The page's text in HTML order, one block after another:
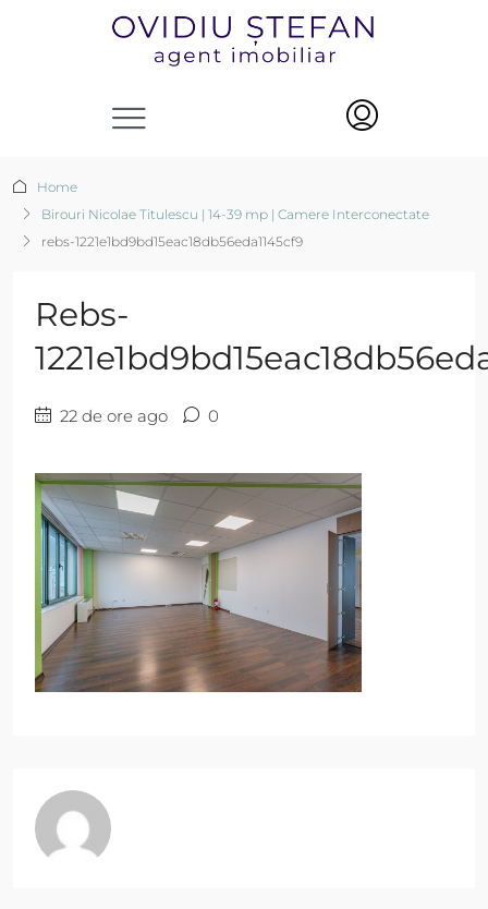
Home
Birouri Nicolae Titulescu | 14-39 mp | Camere Interconectate
rebs-1221e1bd9bd15eac18db56eda1145cf9
Rebs-
22 de ore ago 0